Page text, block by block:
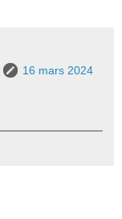
16 mars 2024